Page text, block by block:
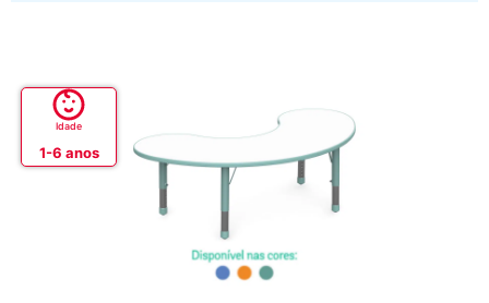
Idade
1-6 anos